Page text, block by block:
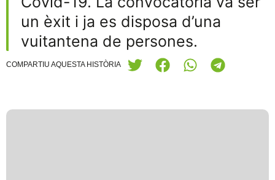
un èxit i ja es disposa d’una
vuitantena de persones.
COMPARTIU AQUESTA HISTÒRIA